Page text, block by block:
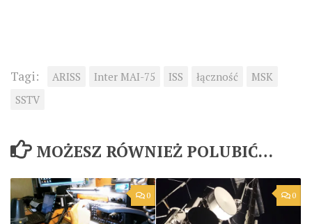
Tagi: ARISS Inter MAI-75 ISS łączność
MSK
SSTV
MOŻESZ RÓWNIEŻ POLUBIĆ…
0 0